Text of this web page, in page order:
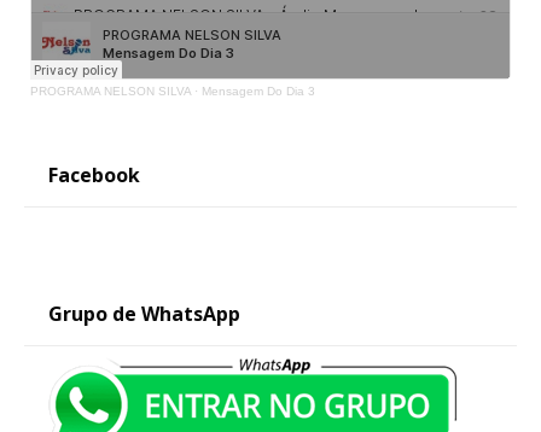
PROGRAMA NELSON SILVA · Mensagem Do Dia 3
Facebook
Grupo de WhatsApp